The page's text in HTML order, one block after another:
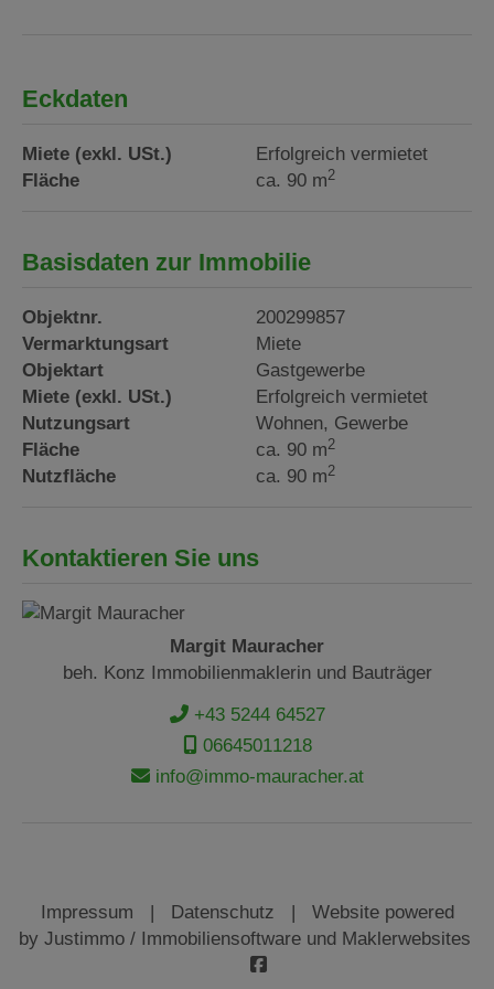
Eckdaten
Miete (exkl. USt.)
Erfolgreich vermietet
Fläche
ca. 90 m2
Basisdaten zur Immobilie
Objektnr.
200299857
Vermarktungsart
Miete
Objektart
Gastgewerbe
Miete (exkl. USt.)
Erfolgreich vermietet
Nutzungsart
Wohnen Gewerbe
Fläche
ca. 90 m2
Nutzfläche ca. 90 m2
Kontaktieren Sie uns
Margit Mauracher
beh. Konz Immobilienmaklerin und Bauträger
+43 5244 64527
06645011218
info@immo-mauracher.at
Impressum | Datenschutz | Website powered
by Justimmo / Immobiliensoftware und Maklerwebsites